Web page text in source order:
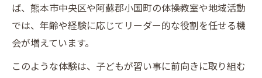
ば、熊本市中央区や阿蘇郡小国町の体操教室や地域活動
では、年齢や経験に応じてリーダー的な役割を任せる機
会が増えています。
このような体験は、子どもが習い事に前向きに取り組む